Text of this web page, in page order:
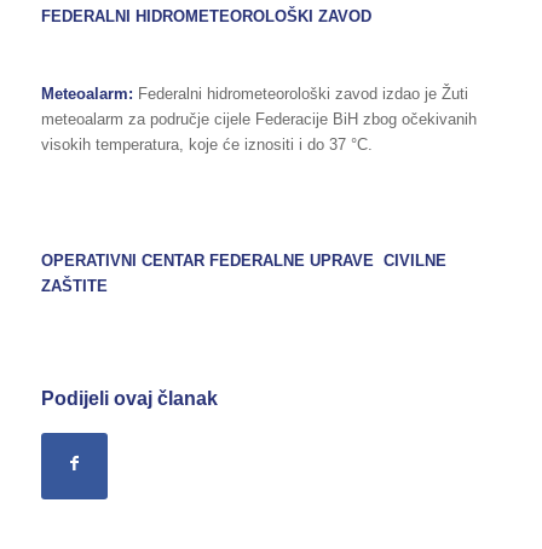
FEDERALNI HIDROMETEOROLOŠKI ZAVOD
Meteoalarm: Federalni hidrometeorološki zavod izdao je Žuti
meteoalarm za područje cijele Federacije BiH zbog očekivanih
visokih temperatura, koje će iznositi i do 37 °C.
OPERATIVNI CENTAR FEDERALNE UPRAVE CIVILNE
ZAŠTITE
Podijeli ovaj članak